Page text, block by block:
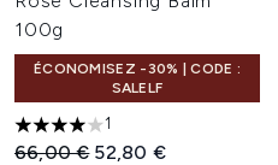
100g
ÉCONOMISEZ -30% | CODE :
SALELF
4 étoiles sur un maximum de 5
1
Prix de vente :
66,00 € Prix ​​actuel :
52,80 €